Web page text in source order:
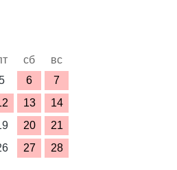
сб
вс
6
7
13
14
20
21
27
28